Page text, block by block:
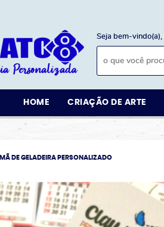
Seja bem-vindo(a),
HOME CRIAÇÃO DE ARTE
ÍMÃ DE GELADEIRA PERSONALIZADO